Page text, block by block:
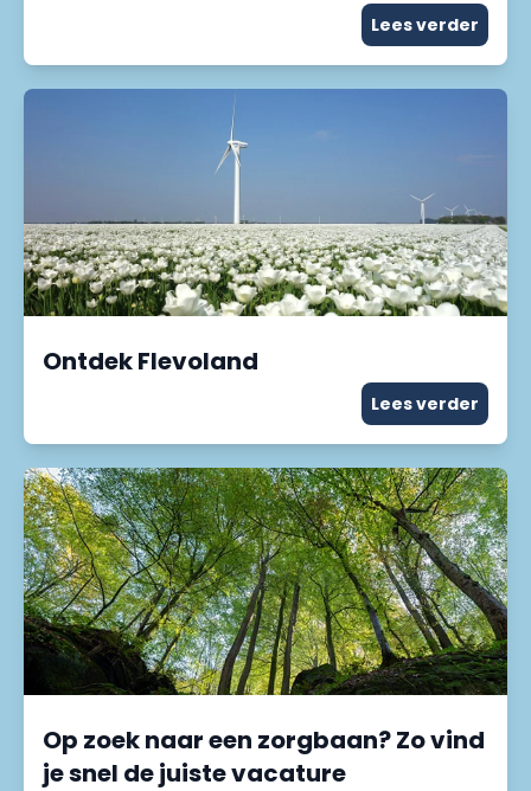
Lees verder
Ontdek Flevoland
Lees verder
Op zoek naar een zorgbaan? Zo vind
je snel de juiste vacature